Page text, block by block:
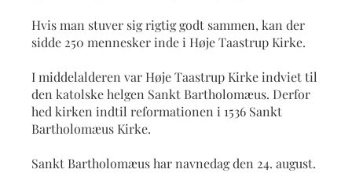
Hvis man stuver sig rigtig godt sammen, kan der
sidde 250 mennesker inde i Høje Taastrup Kirke.
I middelalderen var Høje Taastrup Kirke indviet til
den katolske helgen Sankt Bartholomæus. Derfor
hed kirken indtil reformationen i 1536 Sankt
Bartholomæus Kirke.
Sankt Bartholomæus har navnedag den 24. august.